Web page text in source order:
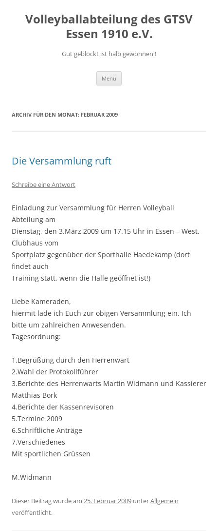
Volleyballabteilung des GTSV
Essen 1910 e.V.
Gut geblockt ist halb gewonnen !
Menü
ARCHIV FÜR DEN MONAT: FEBRUAR 2009
Die Versammlung ruft
Schreibe eine Antwort
Einladung zur Versammlung für Herren Volleyball
Abteilung am
Dienstag, den 3.März 2009 um 17.15 Uhr in Essen – West,
Clubhaus vom
Sportplatz gegenüber der Sporthalle Haedekamp (dort
findet auch
Training statt, wenn die Halle geöffnet ist!)
Liebe Kameraden,
hiermit lade ich Euch zur obigen Versammlung ein. Ich
bitte um zahlreichen Anwesenden.
Tagesordnung:
1.Begrüßung durch den Herrenwart
2.Wahl der Protokollführer
3.Berichte des Herrenwarts Martin Widmann und Kassierer
Matthias Bork
4.Berichte der Kassenrevisoren
5.Termine 2009
6.Schriftliche Anträge
7.Verschiedenes
Mit sportlichen Grüssen
M.Widmann
Dieser Beitrag wurde am 25. Februar 2009 unterAllgemein
veröffentlicht.